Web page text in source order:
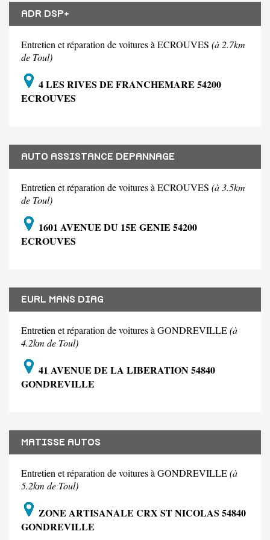
ADR DSP+
Entretien et réparation de voitures à ECROUVES (à 2.7km
de Toul)
4 LES RIVES DE FRANCHEMARE 54200
ECROUVES
AUTO ASSISTANCE DEPANNAGE
Entretien et réparation de voitures à ECROUVES (à 3.5km
de Toul)
1601 AVENUE DU 15E GENIE 54200
ECROUVES
EURL MANS DIAG
Entretien et réparation de voitures à GONDREVILLE(à
4.2km de Toul)
41 AVENUE DE LA LIBERATION 54840
GONDREVILLE
MATISSE AUTOS
Entretien et réparation de voitures à GONDREVILLE(à
5.2km de Toul)
ZONE ARTISANALE CRX ST NICOLAS 54840
GONDREVILLE